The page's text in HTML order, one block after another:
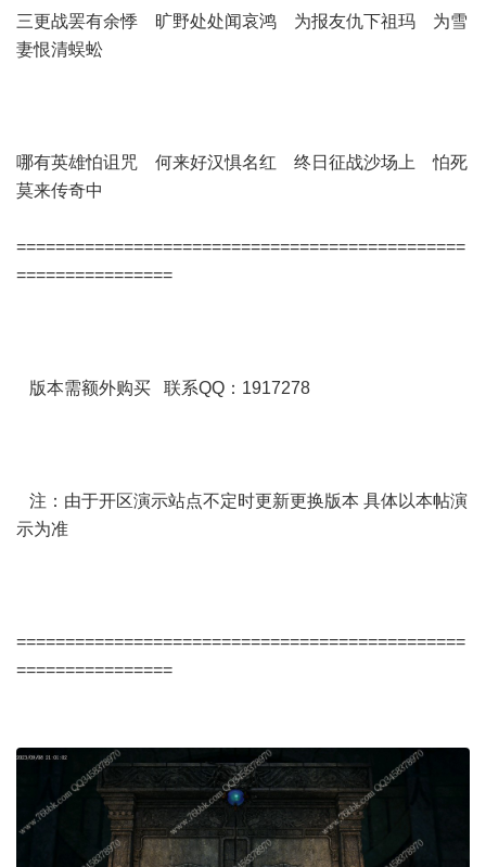
三更战罢有余悸 旷野处处闻哀鸿 为报友仇下祖玛 为雪
妻恨清蜈蚣
哪有英雄怕诅咒 何来好汉惧名红 终日征战沙场上 怕死
莫来传奇中
==============================================
================
版本需额外购买 联系QQ：1917278
注：由于开区演示站点不定时更新更换版本 具体以本帖演
示为准
==============================================
================